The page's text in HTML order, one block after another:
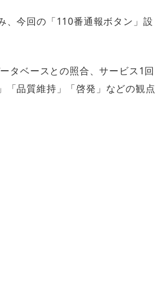
、今回の「110番通報ボタン」設
タベースとの照合、サービス1回
「品質維持」「啓発」などの観点